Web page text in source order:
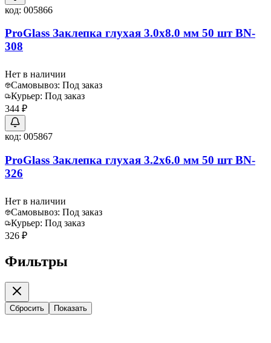
код: 005866
ProGlass Заклепка глухая 3.0х8.0 мм 50 шт BN-
308
Нет в наличии
Самовывоз: Под заказ
Курьер: Под заказ
344 ₽
код: 005867
ProGlass Заклепка глухая 3.2х6.0 мм 50 шт BN-
326
Нет в наличии
Самовывоз: Под заказ
Курьер: Под заказ
326 ₽
Фильтры
Сбросить Показать